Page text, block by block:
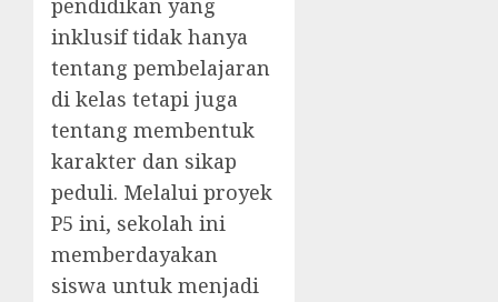
pendidikan yang
inklusif tidak hanya
tentang pembelajaran
di kelas tetapi juga
tentang membentuk
karakter dan sikap
peduli. Melalui proyek
P5 ini, sekolah ini
memberdayakan
siswa untuk menjadi